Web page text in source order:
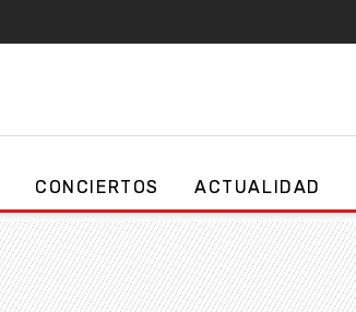
CONCIERTOS ACTUALIDAD